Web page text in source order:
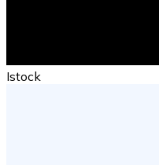
Istock